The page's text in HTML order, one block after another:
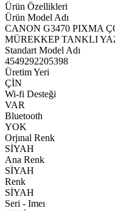
Ürün Özellikleri
Ürün Model Adı
CANON G3470 PIXMA
MÜREKKEP TANKLI
Standart Model Adı
4549292205398
Üretim Yeri
ÇİN
Wi-fi Desteği
VAR
Bluetooth
YOK
Orjınal Renk
SİYAH
Ana Renk
SİYAH
Renk
SİYAH
Seri - Imeı